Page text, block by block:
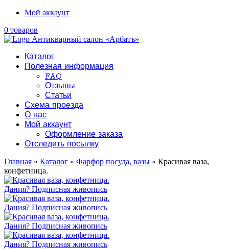
Мой аккаунт
0 товаров
Каталог
Полезная информация
FAQ
Отзывы
Статьи
Схема проезда
О нас
Мой аккаунт
Оформление заказа
Отследить посылку
Главная » Каталог » Фарфор посуда, вазы » Красивая ваза,
конфетница.